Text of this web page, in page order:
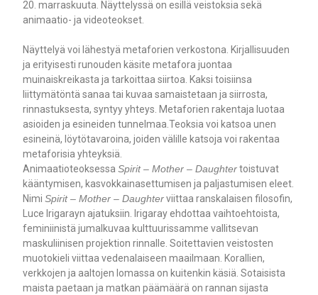
20. marraskuuta. Näyttelyssä on esillä veistoksia sekä
animaatio- ja videoteokset.
Näyttelyä voi lähestyä metaforien verkostona. Kirjallisuuden
ja erityisesti runouden käsite metafora juontaa
muinaiskreikasta ja tarkoittaa siirtoa. Kaksi toisiinsa
liittymätöntä sanaa tai kuvaa samaistetaan ja siirrosta,
rinnastuksesta, syntyy yhteys. Metaforien rakentaja luotaa
asioiden ja esineiden tunnelmaa.Teoksia voi katsoa unen
esineinä, löytötavaroina, joiden välille katsoja voi rakentaa
metaforisia yhteyksiä.
AnimaatioteoksessaSpirit – Mother – Daughtertoistuvat
kääntymisen, kasvokkainasettumisen ja paljastumisen eleet.
NimiSpirit – Mother – Daughterviittaa ranskalaisen filosofin,
Luce Irigarayn ajatuksiin. Irigaray ehdottaa vaihtoehtoista,
feminiinistä jumalkuvaa kulttuurissamme vallitsevan
maskuliinisen projektion rinnalle. Soitettavien veistosten
muotokieli viittaa vedenalaiseen maailmaan. Korallien,
verkkojen ja aaltojen lomassa on kuitenkin käsiä. Sotaisista
maista paetaan ja matkan päämäärä on rannan sijasta